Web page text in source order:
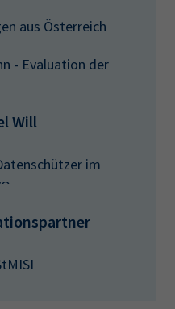
aus Österreich
- Evaluation der
Will
im